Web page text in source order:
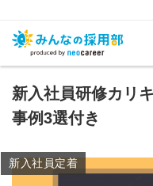
新入社員研修カリ
事例3選付き
新入社員定着